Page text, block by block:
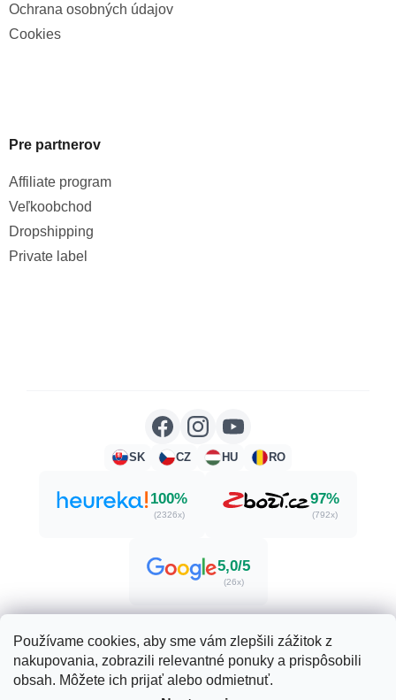
Používame cookies, aby sme vám zlepšili zážitok z
nakupovania, zobrazili relevantné ponuky a prispôsobili
obsah. Môžete ich prijať alebo odmietnuť.
Ochrana osobných údajov
Cookies
Pre partnerov
Affiliate program
Veľkoobchod
Dropshipping
Private label
SK CZ HU RO
100%
(2326x)
97%
(792x)
5,0/5
(26x)
Vytvoril Shoptet